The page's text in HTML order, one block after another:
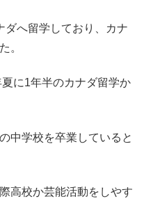
ダへ留学しており、カナ
。
に1年半のカナダ留学か
中学校を卒業していると
高校か芸能活動をしやす